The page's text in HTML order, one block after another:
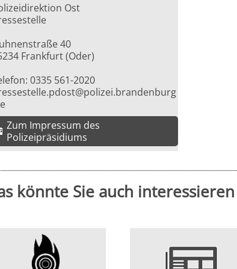
Ost
40
Frankfurt (Oder)
0335 561-2020
Zum Impressum des
Polizeipräsidiums
könnte Sie auch interessieren